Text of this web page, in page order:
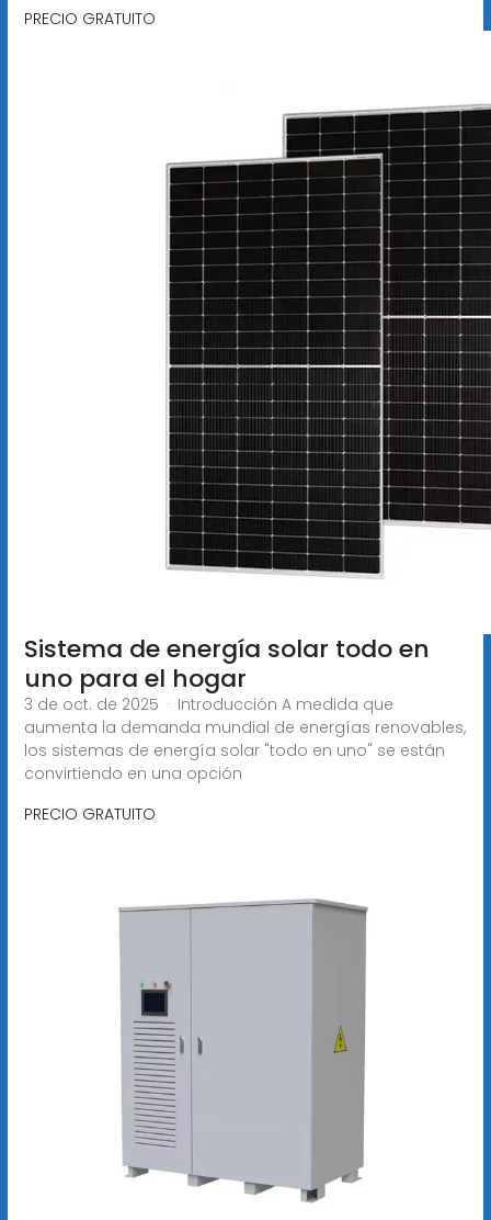
PRECIO GRATUITO
Sistema de energía solar todo en
uno para el hogar
3 de oct. de 2025 · Introducción A medida que
aumenta la demanda mundial de energías renovables,
los sistemas de energía solar "todo en uno" se están
convirtiendo en una opción
PRECIO GRATUITO